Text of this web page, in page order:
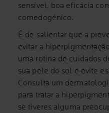
sensível, boa eficácia
comedogénico.
É de salientar que a
evitar a
uma rotina de cuidados
sua pele do sol e evite
Consulta um
para tratar a
se tiveres alguma